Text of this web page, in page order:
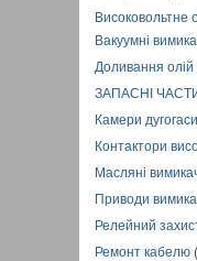
Високовольтне
Вакуумні
Доливання олій
ЗАПАСНІ
Камери
Контактори
Масляні
Приводи
Релейний
Ремонт кабелю